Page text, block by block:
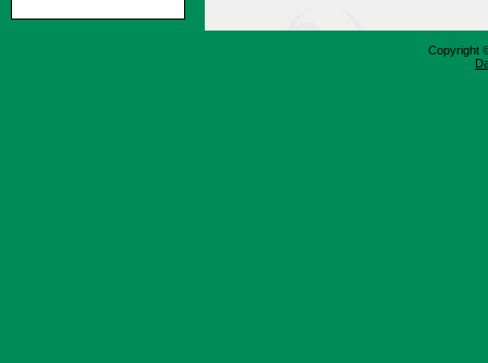
Copyright